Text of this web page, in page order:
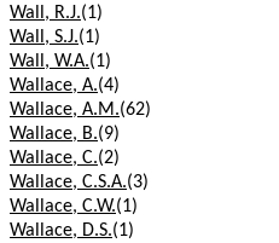
Wall, R.J.(1)
Wall, S.J.(1)
Wall, W.A.(1)
Wallace, A.(4)
Wallace, A.M.(62)
Wallace, B.(9)
Wallace, C.(2)
Wallace, C.S.A.(3)
Wallace, C.W.(1)
Wallace, D.S.(1)